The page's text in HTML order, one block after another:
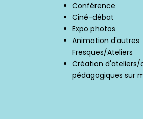
Conférence
Ciné-débat
Expo photos
Animation d'autres
Fresques/Ateliers
Création d'ateliers/
pédagogiques sur